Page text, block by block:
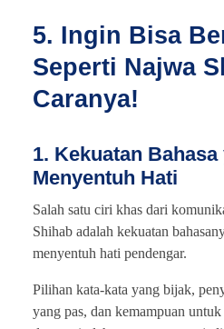
5. Ingin Bisa
Seperti Najwa
Caranya!
1. Kekuatan Bahasa
Menyentuh Hati
Salah satu ciri khas dari
Shihab adalah kekuatan
menyentuh hati pendengar.
Pilihan kata-kata yang bijak,
yang pas, dan kemampuan